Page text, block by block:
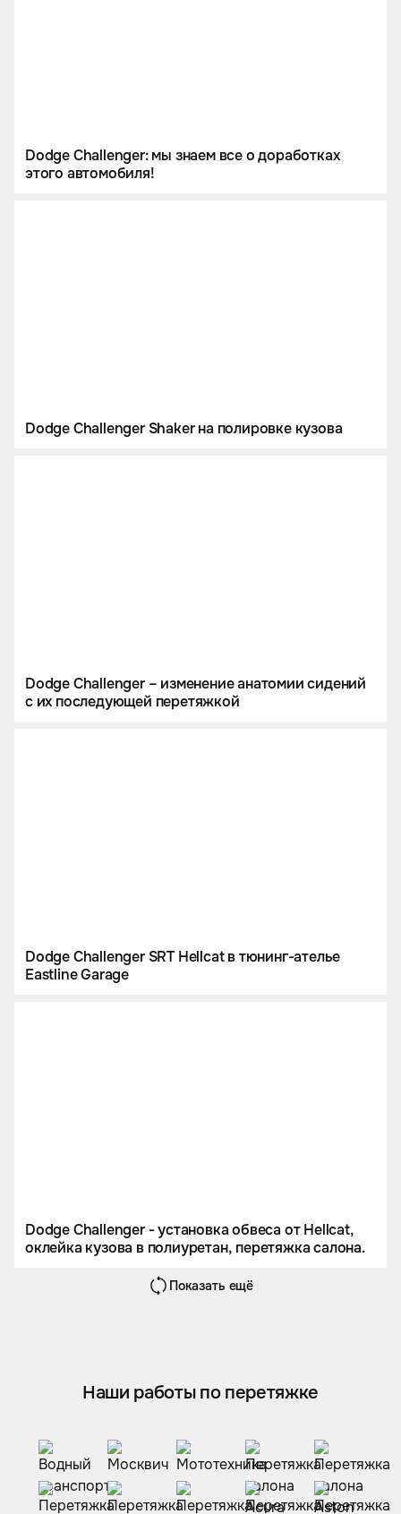
Dodge Challenger: мы знаем все о доработках
этого автомобиля!
Dodge Challenger Shaker на полировке кузова
Dodge Challenger – изменение анатомии сидений
с их последующей перетяжкой
Dodge Challenger SRT Hellcat в тюнинг-ателье
Eastline Garage
Dodge Challenger - установка обвеса от Hellcat,
оклейка кузова в полиуретан, перетяжка салона.
Показать ещё
Наши работы по перетяжке